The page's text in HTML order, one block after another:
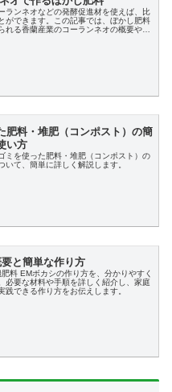
ランネオなどの発酵促進材を使えば、比
ができます。この記事では、ぼかし肥料
れる香蘭産業のコーランネオの概要や購
肥料・堆肥（コンポスト）の簡
い方
ミを使った肥料・堆肥（コンポスト）の
いて、簡単に詳しく解説します。
と簡単な作り方
料 EMボカシの作り方を、分かりやすく
必要な材料や手順を詳しく紹介し、家庭
践できる作り方をお伝えします。